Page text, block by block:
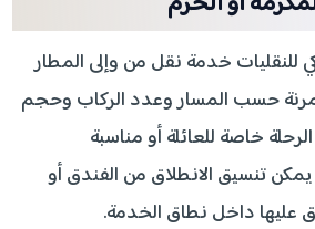
للنقليات خدمة نقل من وإلى المطار
حسب المسار وعدد الركاب وحجم
خاصة للعائلة أو مناسبة
تنسيق الانطلاق من الفندق أو
عليها داخل نطاق الخدمة.